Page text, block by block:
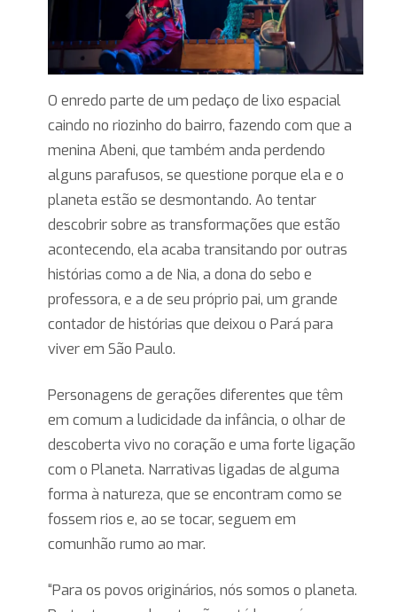
O enredo parte de um pedaço de lixo espacial
caindo no riozinho do bairro, fazendo com que a
menina Abeni, que também anda perdendo
alguns parafusos, se questione porque ela e o
planeta estão se desmontando. Ao tentar
descobrir sobre as transformações que estão
acontecendo, ela acaba transitando por outras
histórias como a de Nia, a dona do sebo e
professora, e a de seu próprio pai, um grande
contador de histórias que deixou o Pará para
viver em São Paulo.
Personagens de gerações diferentes que têm
em comum a ludicidade da infância, o olhar de
descoberta vivo no coração e uma forte ligação
com o Planeta. Narrativas ligadas de alguma
forma à natureza, que se encontram como se
fossem rios e, ao se tocar, seguem em
comunhão rumo ao mar.
“Para os povos originários, nós somos o planeta.